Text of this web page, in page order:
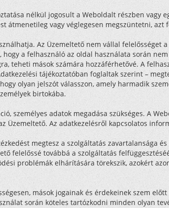
nélkül jogosult a Weboldalt részben vagy
átmenetileg vagy véglegesen megszüntetni, azt
Az Üzemeltető nem vállal felelősséget
a felhasználó az oldal használata során
teheti mások számára hozzáférhetővé. A
tájékoztatóban foglaltak szerint –
olyan jelszót válasszon, amely harmadik
birtokába.
személyes adatok megadása szükséges. A
Üzemeltető. Az adatkezelésről kapcsolatos
megtesz a szolgáltatás zavartalansága
felelőssé továbbá a szolgáltatás
problémák elhárítására törekszik, azokért
mások jogainak és érdekeinek szem
során köteles tartózkodni minden olyan